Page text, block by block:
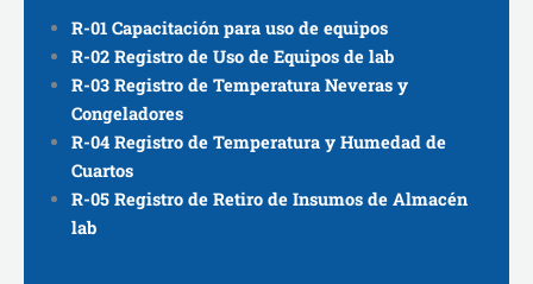
R-01 Capacitación para uso de equipos
R-02 Registro de Uso de Equipos de lab
R-03 Registro de Temperatura Neveras y
Congeladores
R-04 Registro de Temperatura y Humedad de
Cuartos
R-05 Registro de Retiro de Insumos de Almacén
lab